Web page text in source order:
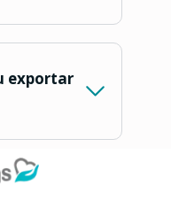
exportar